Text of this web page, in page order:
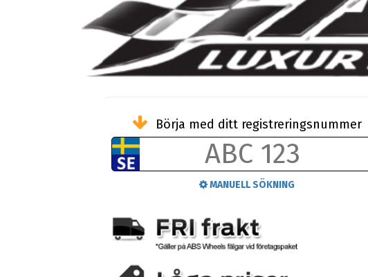
Börja med ditt registreringsnummer
MANUELL SÖKNING